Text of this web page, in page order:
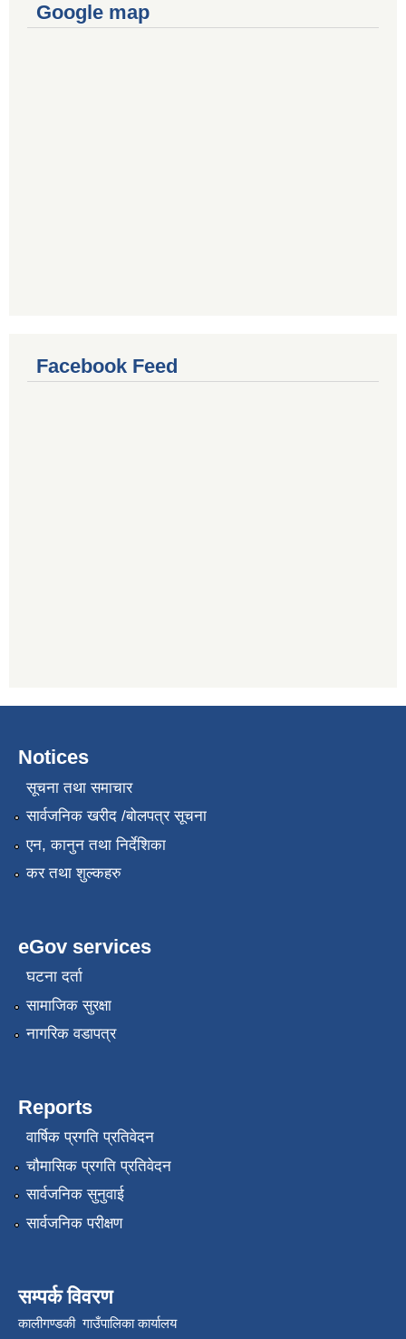
Google map
Facebook Feed
Notices
सूचना तथा समाचार
सार्वजनिक खरीद /बोलपत्र सूचना
एन, कानुन तथा निर्देशिका
कर तथा शुल्कहरु
eGov services
घटना दर्ता
सामाजिक सुरक्षा
नागरिक वडापत्र
Reports
वार्षिक प्रगति प्रतिवेदन
चौमासिक प्रगति प्रतिवेदन
सार्वजनिक सुनुवाई
सार्वजनिक परीक्षण
सम्पर्क विवरण
कालीगण्डकी गाउँपालिका कार्यालय